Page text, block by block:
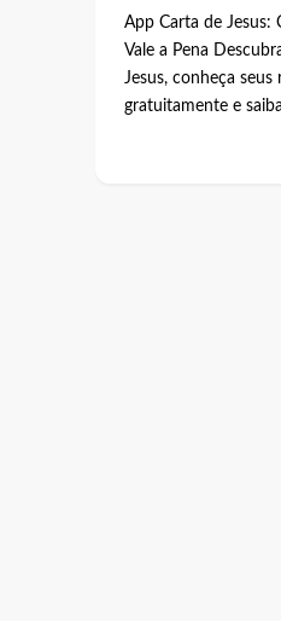
App Carta de Jesus:
Vale a Pena
Jesus, conheça
gratuitamente e